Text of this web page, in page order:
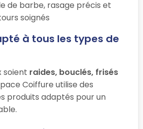
de barbe, rasage précis et
soignés
à tous les types de
soient raides, bouclés, frisés
Coiffure utilise des
produits adaptés pour un